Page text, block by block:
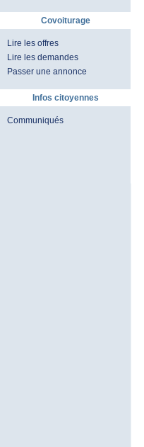
Covoiturage
Lire les offres
Lire les demandes
Passer une annonce
Infos citoyennes
Communiqués